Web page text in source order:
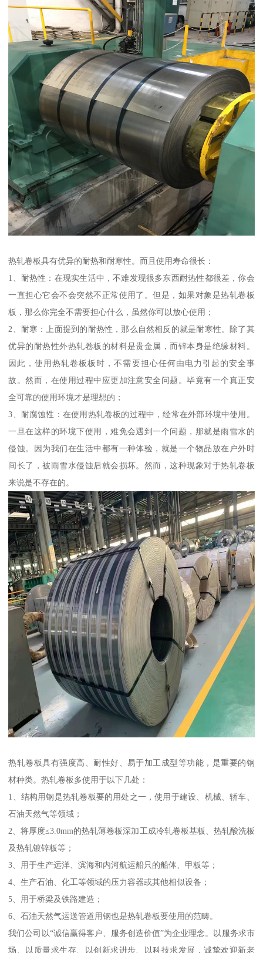
热轧卷板具有优异的耐热和耐寒性。而且使用寿命很长：
1、耐热性：在现实生活中，不难发现很多东西耐热性都很差，你会
一直担心它会不会突然不正常使用了。但是，如果对象是热轧卷板
板，那么你完全不需要担心什么，虽然你可以放心使用；
2、耐寒：上面提到的耐热性，那么自然相反的就是耐寒性。除了其
优异的耐热性外热轧卷板的材料是贵金属，而锌本身是绝缘材料。
因此，使用热轧卷板板时，不需要担心任何由电力引起的安全事
故。然而，在使用过程中应更加注意安全问题。毕竟有一个真正安
全可靠的使用环境才是理想的；
3、耐腐蚀性：在使用热轧卷板的过程中，经常在外部环境中使用。
一旦在这样的环境下使用，难免会遇到一个问题，那就是雨雪水的
侵蚀。因为我们在生活中都有一种体验，就是一个物品放在户外时
间长了，被雨雪水侵蚀后就会损坏。然而，这种现象对于热轧卷板
来说是不存在的。
热轧卷板具有强度高、耐性好、易于加工成型等功能，是重要的钢
材种类。热轧卷板多使用于以下几处：
1、结构用钢是热轧卷板要的用处之一，使用于建设、机械、轿车、
石油天然气等领域；
2、将厚度≤3.0mm的热轧薄卷板深加工成冷轧卷板基板、热轧酸洗板
及热轧镀锌板等；
3、用于生产远洋、滨海和内河航运船只的船体、甲板等；
4、生产石油、化工等领域的压力容器或其他相似设备；
5、用于桥梁及铁路建造；
6、石油天然气运送管道用钢也是热轧卷板要使用的范畴。
我们公司以“诚信赢得客户、服务创造价值”为企业理念。以服务求市
场、以质量求生存、以创新求进步、以科技求发展，诚挚欢迎新老